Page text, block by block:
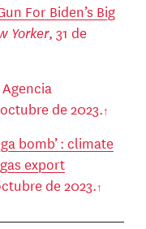
For Biden’s Big
Yorker, 31 de
de 2023.
bomb’ : climate
export
de 2023.